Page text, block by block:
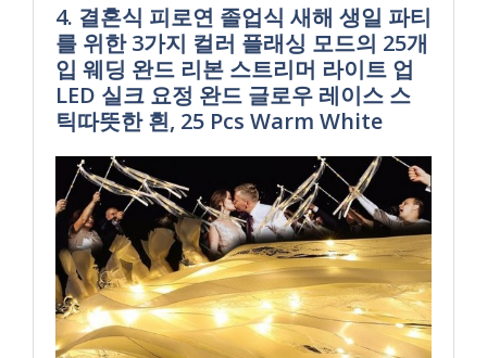
4. 결혼식 피로연 졸업식 새해 생일 파티
를 위한 3가지 컬러 플래싱 모드의 25개
입 웨딩 완드 리본 스트리머 라이트 업
LED 실크 요정 완드 글로우 레이스 스
틱따뜻한 흰, 25 Pcs Warm White